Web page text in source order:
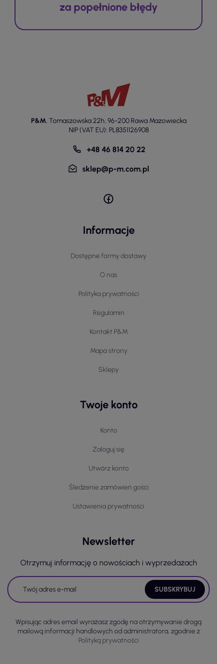
za popełnione błędy
P&M, Tomaszowska 22h, 96-200 Rawa Mazowiecka
NIP (VAT EU): PL8351126908
+48 46 814 20 22
sklep@p-m.com.pl
Informacje
Dostępne formy dostawy
O nas
Polityka prywatności
Regulamin
Kontakt P&M
Mapa strony
Sklepy
Twoje konto
Konto
Zaloguj się
Utwórz konto
Śledzenie zamówień gości
Ustawienia prywatności
Newsletter
Otrzymuj informację o nowościach i wyprzedażach
Wpisując adres email wyrażasz zgodę na otrzymywanie drogą
mailową informacji handlowych od administratora, zgodnie z
Polityką prywatności